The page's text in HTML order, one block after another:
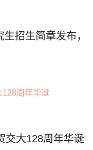
招生简章发布，
交大128周年华诞